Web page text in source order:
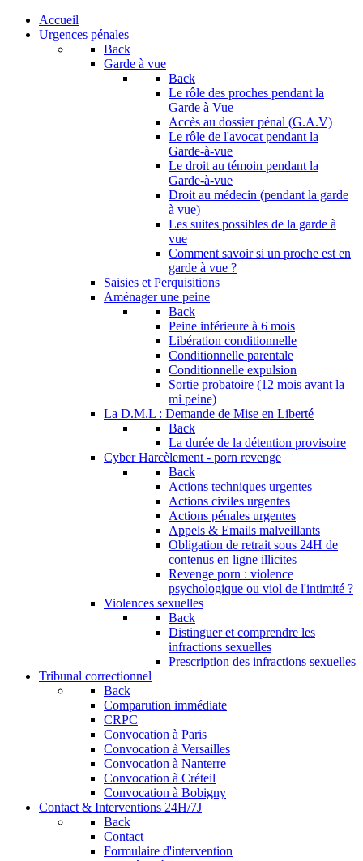
Accueil
Urgences pénales
Back
Garde à vue
Back
Le rôle des proches pendant la
Garde à Vue
Accès au dossier pénal (G.A.V)
Le rôle de l'avocat pendant la
Garde-à-vue
Le droit au témoin pendant la
Garde-à-vue
Droit au médecin (pendant la garde
à vue)
Les suites possibles de la garde à
vue
Comment savoir si un proche est en
garde à vue ?
Saisies et Perquisitions
Aménager une peine
Back
Peine inférieure à 6 mois
Libération conditionnelle
Conditionnelle parentale
Conditionnelle expulsion
Sortie probatoire (12 mois avant la
mi peine)
La D.M.L : Demande de Mise en Liberté
Back
La durée de la détention provisoire
Cyber Harcèlement - porn revenge
Back
Actions techniques urgentes
Actions civiles urgentes
Actions pénales urgentes
Appels & Emails malveillants
Obligation de retrait sous 24H de
contenus en ligne illicites
Revenge porn : violence
psychologique ou viol de l'intimité ?
Violences sexuelles
Back
Distinguer et comprendre les
infractions sexuelles
Prescription des infractions sexuelles
Tribunal correctionnel
Back
Comparution immédiate
CRPC
Convocation à Paris
Convocation à Versailles
Convocation à Nanterre
Convocation à Créteil
Convocation à Bobigny
Contact & Interventions 24H/7J
Back
Contact
Formulaire d'intervention